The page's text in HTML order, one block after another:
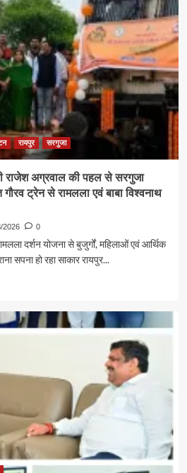
रायपुर सरगुजा
राजेश अग्रवाल की पहल से सरगुजा
ट्रेन से रामलला एवं बाबा विश्वनाथ
2026 0
दर्शन योजना से बुजुर्गों, महिलाओं एवं आर्थिक
सपना हो रहा साकार रायपुर...